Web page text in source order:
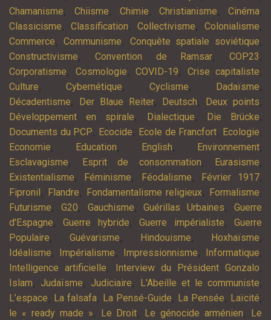
Chamanisme, Chiisme, Chimie,Christianisme, Cinéma,
Classicisme, Classification, Collectivisme, Colonialisme,
Commerce, Communisme, Conquête spatiale soviétique,
Constructivisme, Convention de Ramsar, COP23 ,
Corporatisme, Cosmologie, COVID-19, Crise capitaliste,
Culture, Cybernétique, Cyclisme, Dadaïsme,
Décadentisme, Der Blaue Reiter, Deutsch, Deux points,
Développement en spirale, Dialectique, Die Brücke,
Documents du PCP, Ecocide, Ecole de Francfort, Ecologie,
Economie, Education, English, Environnement,
Esclavagisme, Esprit de consommation, Eurasisme,
Existentialisme, Féminisme, Féodalisme, Février 1917,
Fipronil , Flandre, Fondamentalisme religieux, Formalisme,
Futurisme, G20, Gauchisme,Guérillas Urbaines,Guerre
d'Espagne,Guerre hybride,Guerre impérialiste,Guerre
Populaire,Guévarisme, Hindouisme, Hoxhaïsme,
Idéalisme, Impérialisme, Impressionnisme, Informatique,
Intelligence artificielle, Interview du Président Gonzalo,
Islam, Judaïsme, Judiciaire, L'Abeille et le communiste,
L’espace, La falsafa, La Pensé-Guide, La Pensée, Laïcité,
le « ready made », Le Droit, Le génocide arménien,
Le